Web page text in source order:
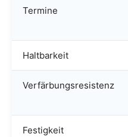
Termine
Haltbarkeit
Verfärbungsresistenz
Festigkeit